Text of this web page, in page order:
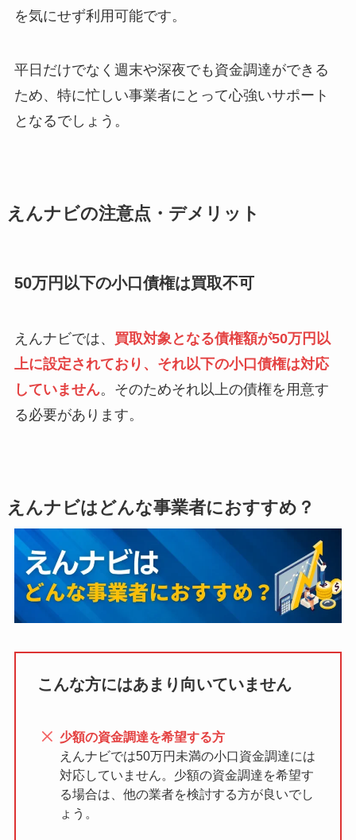
を気にせず利用可能です。
平日だけでなく週末や深夜でも資金調達ができる
ため、特に忙しい事業者にとって心強いサポート
となるでしょう。
えんナビの注意点・デメリット
50万円以下の小口債権は買取不可
えんナビでは、 買取対象となる債権額が50万円以
上に設定されており、それ以下の小口債権は対応
していません。そのためそれ以上の債権を用意す
る必要があります。
えんナビはどんな事業者におすすめ？
こんな方にはあまり向いていません
少額の資金調達を希望する方
えんナビでは50万円未満の小口資金調達には
対応していません。少額の資金調達を希望す
る場合は、他の業者を検討する方が良いでし
ょう。